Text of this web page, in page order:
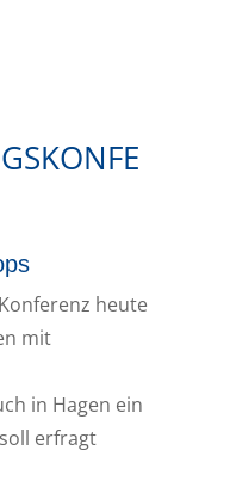
heute
mit
in Hagen ein
erfragt